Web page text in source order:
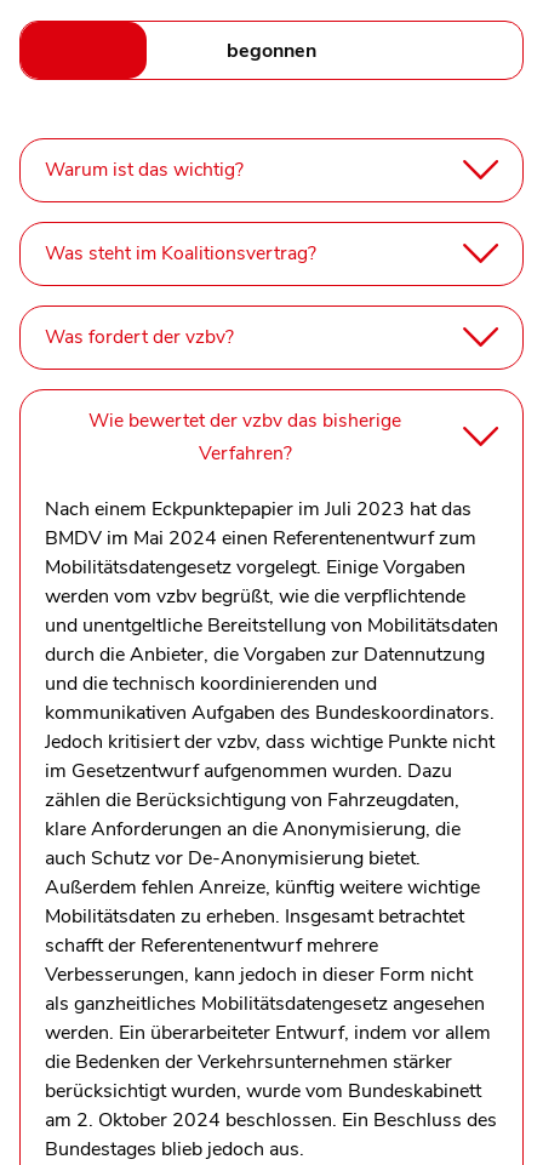
begonnen
Warum ist das wichtig?
Was steht im Koalitionsvertrag?
Was fordert der vzbv?
Wie bewertet der vzbv das bisherige
Verfahren?
Nach einem Eckpunktepapier im Juli 2023 hat das
BMDV im Mai 2024 einen Referentenentwurf zum
Mobilitätsdatengesetz vorgelegt. Einige Vorgaben
werden vom vzbv begrüßt, wie die verpflichtende
und unentgeltliche Bereitstellung von Mobilitätsdaten
durch die Anbieter, die Vorgaben zur Datennutzung
und die technisch koordinierenden und
kommunikativen Aufgaben des Bundeskoordinators.
Jedoch kritisiert der vzbv, dass wichtige Punkte nicht
im Gesetzentwurf aufgenommen wurden. Dazu
zählen die Berücksichtigung von Fahrzeugdaten,
klare Anforderungen an die Anonymisierung, die
auch Schutz vor De-Anonymisierung bietet.
Außerdem fehlen Anreize, künftig weitere wichtige
Mobilitätsdaten zu erheben. Insgesamt betrachtet
schafft der Referentenentwurf mehrere
Verbesserungen, kann jedoch in dieser Form nicht
als ganzheitliches Mobilitätsdatengesetz angesehen
werden. Ein überarbeiteter Entwurf, indem vor allem
die Bedenken der Verkehrsunternehmen stärker
berücksichtigt wurden, wurde vom Bundeskabinett
am 2. Oktober 2024 beschlossen. Ein Beschluss des
Bundestages blieb jedoch aus.